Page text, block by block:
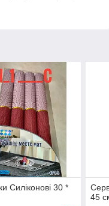
Силіконові 30 *
45